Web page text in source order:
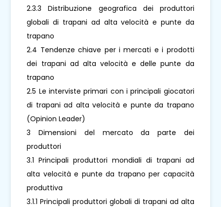
2.3.3 Distribuzione geografica dei produttori
globali di trapani ad alta velocità e punte da
trapano
2.4 Tendenze chiave per i mercati e i prodotti
dei trapani ad alta velocità e delle punte da
trapano
2.5 Le interviste primari con i principali giocatori
di trapani ad alta velocità e punte da trapano
(Opinion Leader)
3 Dimensioni del mercato da parte dei
produttori
3.1 Principali produttori mondiali di trapani ad
alta velocità e punte da trapano per capacità
produttiva
3.1.1 Principali produttori globali di trapani ad alta